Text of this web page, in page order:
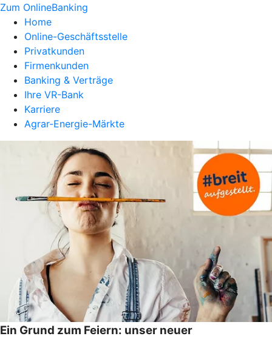
Zum OnlineBanking
Home
Online-Geschäftsstelle
Privatkunden
Firmenkunden
Banking & Verträge
Ihre VR-Bank
Karriere
Agrar-Energie-Märkte
Ein Grund zum Feiern: unser neuer